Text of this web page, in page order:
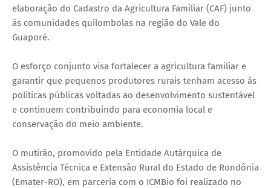
elaboração do Cadastro da Agricultura Familiar (CAF) junto
às comunidades quilombolas na região do Vale do
Guaporé.
O esforço conjunto visa fortalecer a agricultura familiar e
garantir que pequenos produtores rurais tenham acesso às
políticas públicas voltadas ao desenvolvimento sustentável
e continuem contribuindo para economia local e
conservação do meio ambiente.
O mutirão, promovido pela Entidade Autárquica de
Assistência Técnica e Extensão Rural do Estado de Rondônia
(Emater-RO), em parceria com o ICMBio foi realizado no